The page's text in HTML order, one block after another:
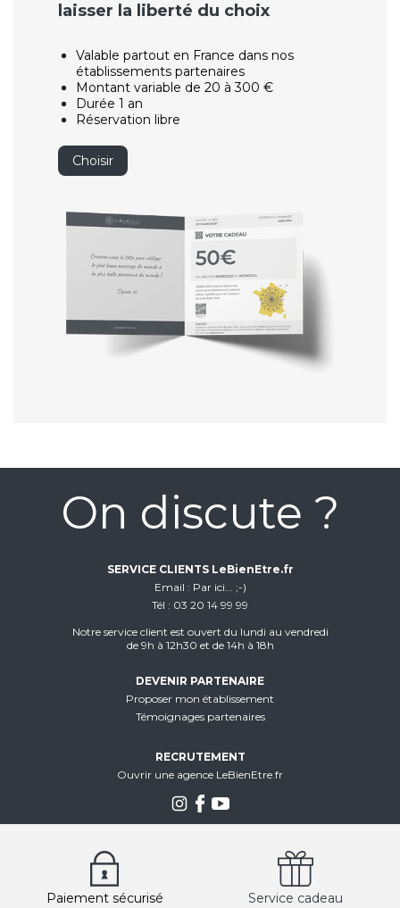
laisser la liberté du choix
Valable partout en France dans nos
établissements partenaires
Montant variable de 20 à 300 €
Durée 1 an
Réservation libre
Choisir
On discute ?
SERVICE CLIENTS LeBienEtre.fr
Email
Par ici... ;-)
Tél
03 20 14 99 99
Notre service client est ouvert du lundi au vendredi
de 9h à 12h30 et de 14h à 18h
DEVENIR PARTENAIRE
Proposer mon établissement
Témoignages partenaires
RECRUTEMENT
Ouvrir une agence LeBienEtre.fr
Paiement sécurisé Service cadeau